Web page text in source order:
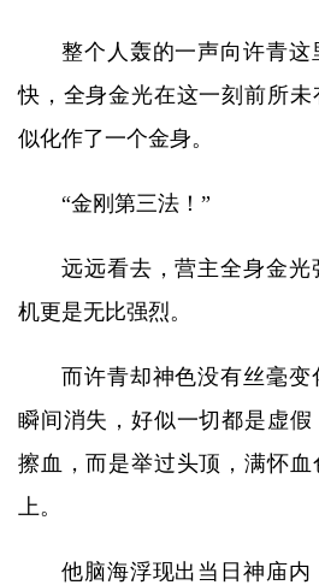
整个人轰的一声向许青这
快，全身金光在这一刻前所
似化作了一个金身。
“金刚第三法！”
远远看去，营主全身金
机更是无比强烈。
而许青却神色没有丝毫
瞬间消失，好似一切都是虚
擦血，而是举过头顶，满怀血
上。
他脑海浮现出当日神庙